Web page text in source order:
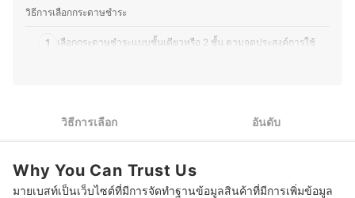
ทั่วไปที่ช่วยให้บ้านเป็นระเบียบมากขึ้น ซึ่งคุณฝ้ายเชื่อว่า
ให้บ้านเป็นสถานที่ที่น่าอยู่มากขึ้น งานเขียนของคุณฝ้ายจึงมุ่ง
วิธีการเลือกกระดาษชำระ
1 เลือกกระดาษชำระแบบชั้นเดียวหรือ 2 ชั้น ตามจุดประสงค์การใช้
พื้นที่จัดเก็บ
10 กระดาษชำระ ยี่ห้อไหนดี รวมแบรนด์ Scott, Cellox, Zilk
วิธีการเลือก อันดับ
Why You Can Trust Us
มายเบสท์เป็นเว็บไซต์ที่มีการจัดทำฐานข้อมูลสินค้าที่มีการเพิ่มข้อมูล